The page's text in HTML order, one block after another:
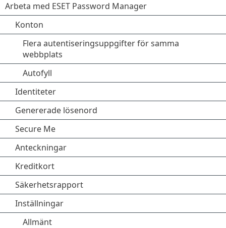
Arbeta med ESET Password Manager
Konton
Flera autentiseringsuppgifter för samma
webbplats
Autofyll
Identiteter
Genererade lösenord
Secure Me
Anteckningar
Kreditkort
Säkerhetsrapport
Inställningar
Allmänt